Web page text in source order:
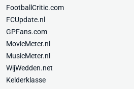
FootballCritic.com
FCUpdate.nl
GPFans.com
MovieMeter.nl
MusicMeter.nl
WijWedden.net
Kelderklasse